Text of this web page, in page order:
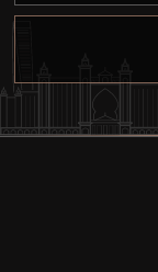
Agentes